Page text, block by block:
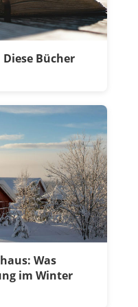
Bücher
Was
im Winter